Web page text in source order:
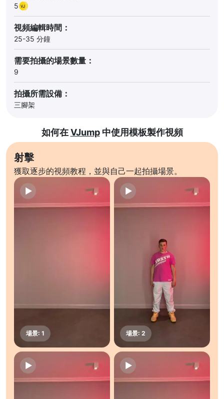
5
視頻編輯時間：
25-35 分鐘
需要拍攝的場景數量：
9
拍攝所需設備：
三腳架
如何在VJump中使用模板製作視頻
射擊
獲取逐步的視頻教程，並與自己一起拍攝場景。